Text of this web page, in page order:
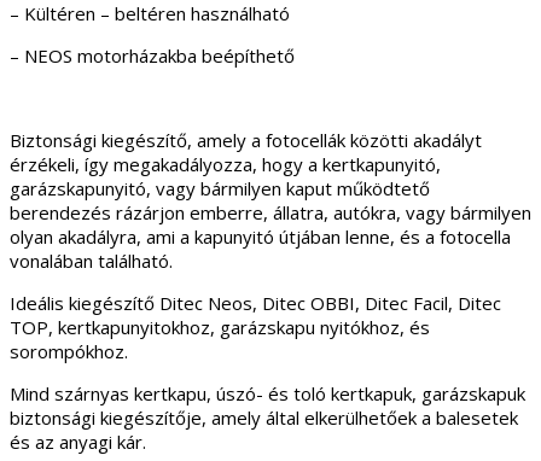
– Kültéren – beltéren használható
– NEOS motorházakba beépíthető
Biztonsági kiegészítő, amely a fotocellák közötti akadályt
érzékeli, így megakadályozza, hogy a kertkapunyitó,
garázskapunyitó, vagy bármilyen kaput működtető
berendezés rázárjon emberre, állatra, autókra, vagy bármilyen
olyan akadályra, ami a kapunyitó útjában lenne, és a fotocella
vonalában található.
Ideális kiegészítő Ditec Neos, Ditec OBBI, Ditec Facil, Ditec
TOP, kertkapunyitokhoz, garázskapu nyitókhoz, és
sorompókhoz.
Mind szárnyas kertkapu, úszó- és toló kertkapuk, garázskapuk
biztonsági kiegészítője, amely által elkerülhetőek a balesetek
és az anyagi kár.